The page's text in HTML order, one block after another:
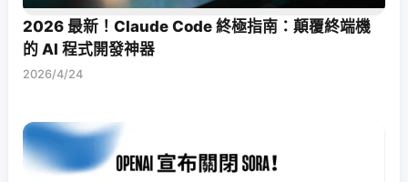
2026 最新！Claude Code 終極指南：顛覆終端機
的 AI 程式開發神器
2026/4/24